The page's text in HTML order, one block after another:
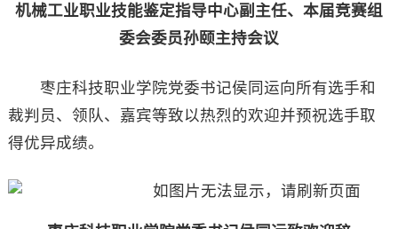
机械工业职业技能鉴定指导中心副主任、本届竞赛组
委会委员孙颐主持会议
枣庄科技职业学院党委书记侯同运向所有选手和
裁判员、领队、嘉宾等致以热烈的欢迎并预祝选手取
得优异成绩。